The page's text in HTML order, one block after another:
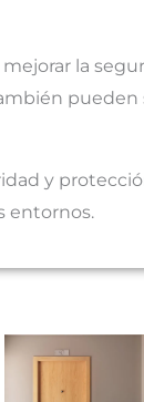
la
y
entornos.